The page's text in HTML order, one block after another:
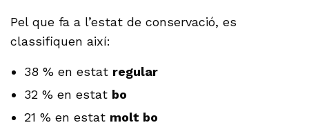
Pel que fa a l’estat de conservació, es
classifiquen així:
38 % en estat regular
32 % en estat bo
21 % en estat molt bo